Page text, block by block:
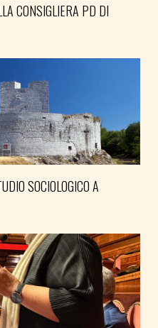
CONSIGLIERA PD DI
SOCIOLOGICO A